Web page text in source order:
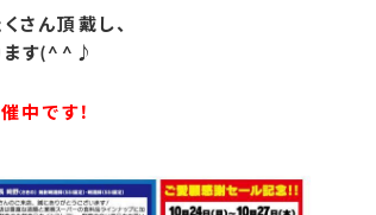
さん頂戴し、
ます(^^♪
中です！